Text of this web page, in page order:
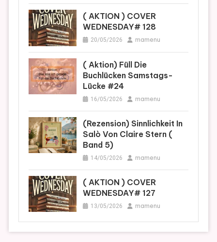
( AKTION ) COVER
WEDNESDAY# 128
20/05/2026 mamenu
( Aktion) Füll Die
Buchlücken Samstags-
Lücke #24
16/05/2026 mamenu
(Rezension) Sinnlichkeit In
Salò Von Claire Stern (
Band 5)
14/05/2026 mamenu
( AKTION ) COVER
WEDNESDAY# 127
13/05/2026 mamenu